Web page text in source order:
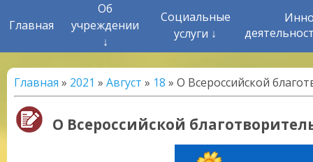
Главная
Об
учреждении
↓
Социальные
услуги ↓
Главная » 2021 » Август » 18 » О Всероссийской
О Всероссийской